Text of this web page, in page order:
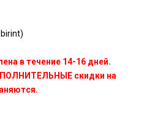
в течение 14-16 дней.
скидки на